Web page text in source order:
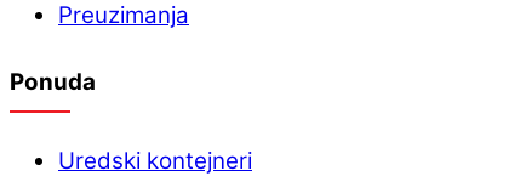
Preuzimanja
Ponuda
Uredski kontejneri